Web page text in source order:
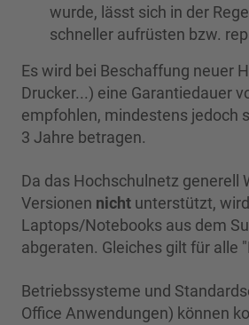
wurde, lässt sich in der
schneller aufrüsten bzw.
Es wird bei Beschaffung neuer
Drucker...) eine Garantiedauer
empfohlen, mindestens jedoch
3 Jahre betragen.
Da das Hochschulnetz generell
Versionen nicht unterstützt,
Laptops/Notebooks aus dem
abgeraten. Gleiches gilt für alle
Betriebssysteme und
Office Anwendungen) können